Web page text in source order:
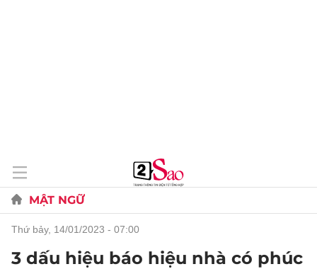
MẬT NGỮ
thứ bảy, 14/01/2023 - 07:00
3 dấu hiệu báo hiệu nhà có phúc